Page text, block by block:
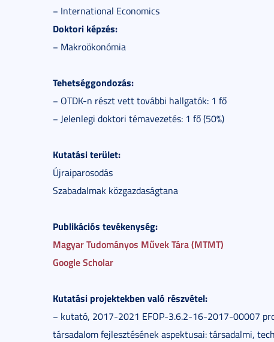
− International Economics
Doktori képzés:
− Makroökonómia
Tehetséggondozás:
− OTDK-n részt vett további hallgatók: 1 fő
− Jelenlegi doktori témavezetés: 1 fő (50%)
Kutatási terület:
Újraiparosodás
Szabadalmak közgazdaságtana
Publikációs tevékenység:
Magyar Tudományos Művek Tára (MTMT)
Google Scholar
Kutatási projektekben való részvétel:
− kutató, 2017-2021 EFOP-3.6.2-16-2017-00007
társadalom fejlesztésének aspektusai: társadalmi,